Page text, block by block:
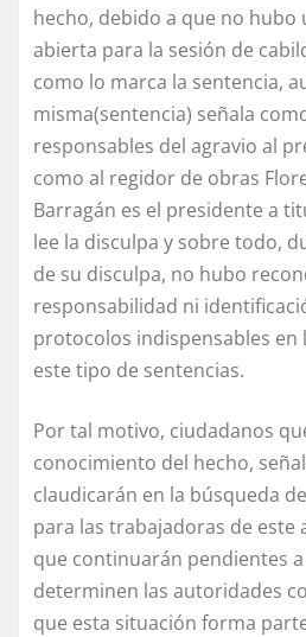
hecho, debido a que no hubo
abierta para la sesión de
como lo marca la sentencia,
misma(sentencia) señala
responsables del agravio al
como al regidor de obras
Barragán es el presidente a
lee la disculpa y sobre todo,
de su disculpa, no hubo
responsabilidad ni
protocolos indispensables en
este tipo de sentencias.
Por tal motivo, ciudadanos
conocimiento del hecho,
claudicarán en la búsqueda
para las trabajadoras de
que continuarán pendientes
determinen las autoridades
que esta situación forma